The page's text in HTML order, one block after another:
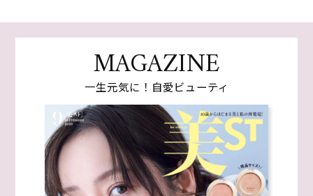
MAGAZINE
一生元気に！自愛ビューティ